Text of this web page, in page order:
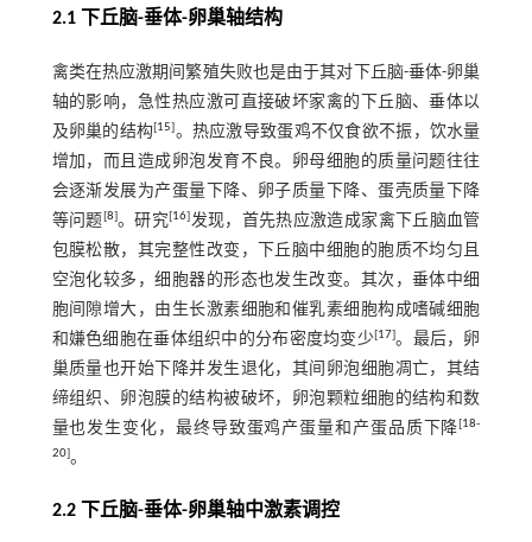
2.1 下丘脑-垂体-卵巢轴结构
禽类在热应激期间繁殖失败也是由于其对下丘脑-垂体-卵巢
轴的影响，急性热应激可直接破坏家禽的下丘脑、垂体以
及卵巢的结构[15]。热应激导致蛋鸡不仅食欲不振，饮水量
增加，而且造成卵泡发育不良。卵母细胞的质量问题往往
会逐渐发展为产蛋量下降、卵子质量下降、蛋壳质量下降
等问题[8]。研究[16]发现，首先热应激造成家禽下丘脑血管
包膜松散，其完整性改变，下丘脑中细胞的胞质不均匀且
空泡化较多，细胞器的形态也发生改变。其次，垂体中细
胞间隙增大，由生长激素细胞和催乳素细胞构成嗜碱细胞
和嫌色细胞在垂体组织中的分布密度均变少[17]。最后，卵
巢质量也开始下降并发生退化，其间卵泡细胞凋亡，其结
缔组织、卵泡膜的结构被破坏，卵泡颗粒细胞的结构和数
量也发生变化，最终导致蛋鸡产蛋量和产蛋品质下降[18-
20]。
2.2 下丘脑-垂体-卵巢轴中激素调控